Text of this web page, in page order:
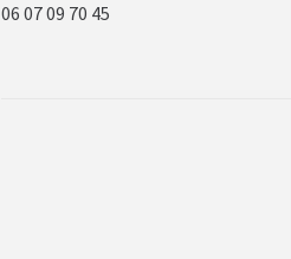
06 07 09 70 45